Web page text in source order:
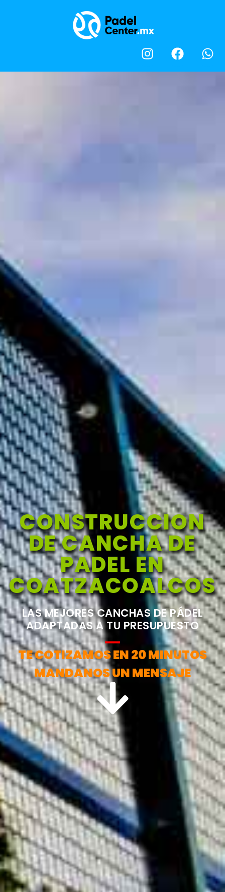
CONSTRUCCION
DE CANCHA DE
PADEL EN
COATZACOALCOS
LAS MEJORES CANCHAS DE PÁDEL
ADAPTADAS A TU PRESUPUESTO
TE COTIZAMOS EN 20 MINUTOS
MANDANOS UN MENSAJE